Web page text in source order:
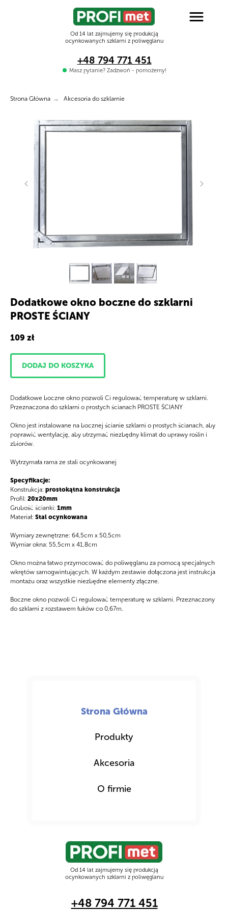
Od 14 lat zajmujemy się produkcją
ocynkowanych szklarni z poliwęglanu
Główna
Menu
+48 794 771 451
Masz pytanie? Zadzwoń - pomożemy!
Strona Główna → Akcesoria do szklarnie
Dodatkowe okno boczne do szklarni
PROSTE ŚCIANY
109 zł
DODAJ DO KOSZYKA
Dodatkowe boczne okno pozwoli Ci regulować temperaturę w szklarni.
Przeznaczona do szklarni o prostych ścianach PROSTE ŚCIANY
Okno jest instalowane na bocznej ścianie szklarni o prostych ścianach, aby
poprawić wentylację, aby utrzymać niezbędny klimat do uprawy roślin i
zbiorów.
Wytrzymała rama ze stali ocynkowanej
Specyfikacje:
Konstrukcja: prostokątna konstrukcja
Profil: 20x20mm
Grubość ścianki: 1mm
Materiał: Stal ocynkowana
Wymiary zewnętrzne: 64,5cm x 50,5cm
Wymiar okna: 55,5cm x 41,8cm
Okno można łatwo przymocować do poliwęglanu za pomocą specjalnych
wkrętów samogwintujących. W każdym zestawie dołączona jest instrukcja
montażu oraz wszystkie niezbędne elementy złączne.
Boczne okno pozwoli Ci regulować temperaturę w szklarni. Przeznaczony
do szklarni z rozstawem łuków co 0,67m.
Od 14 lat zajmujemy się produkcją
ocynkowanych szklarni z poliwęglanu
+48 794 771 451
Strona Główna
Produkty
Akcesoria
O firmie